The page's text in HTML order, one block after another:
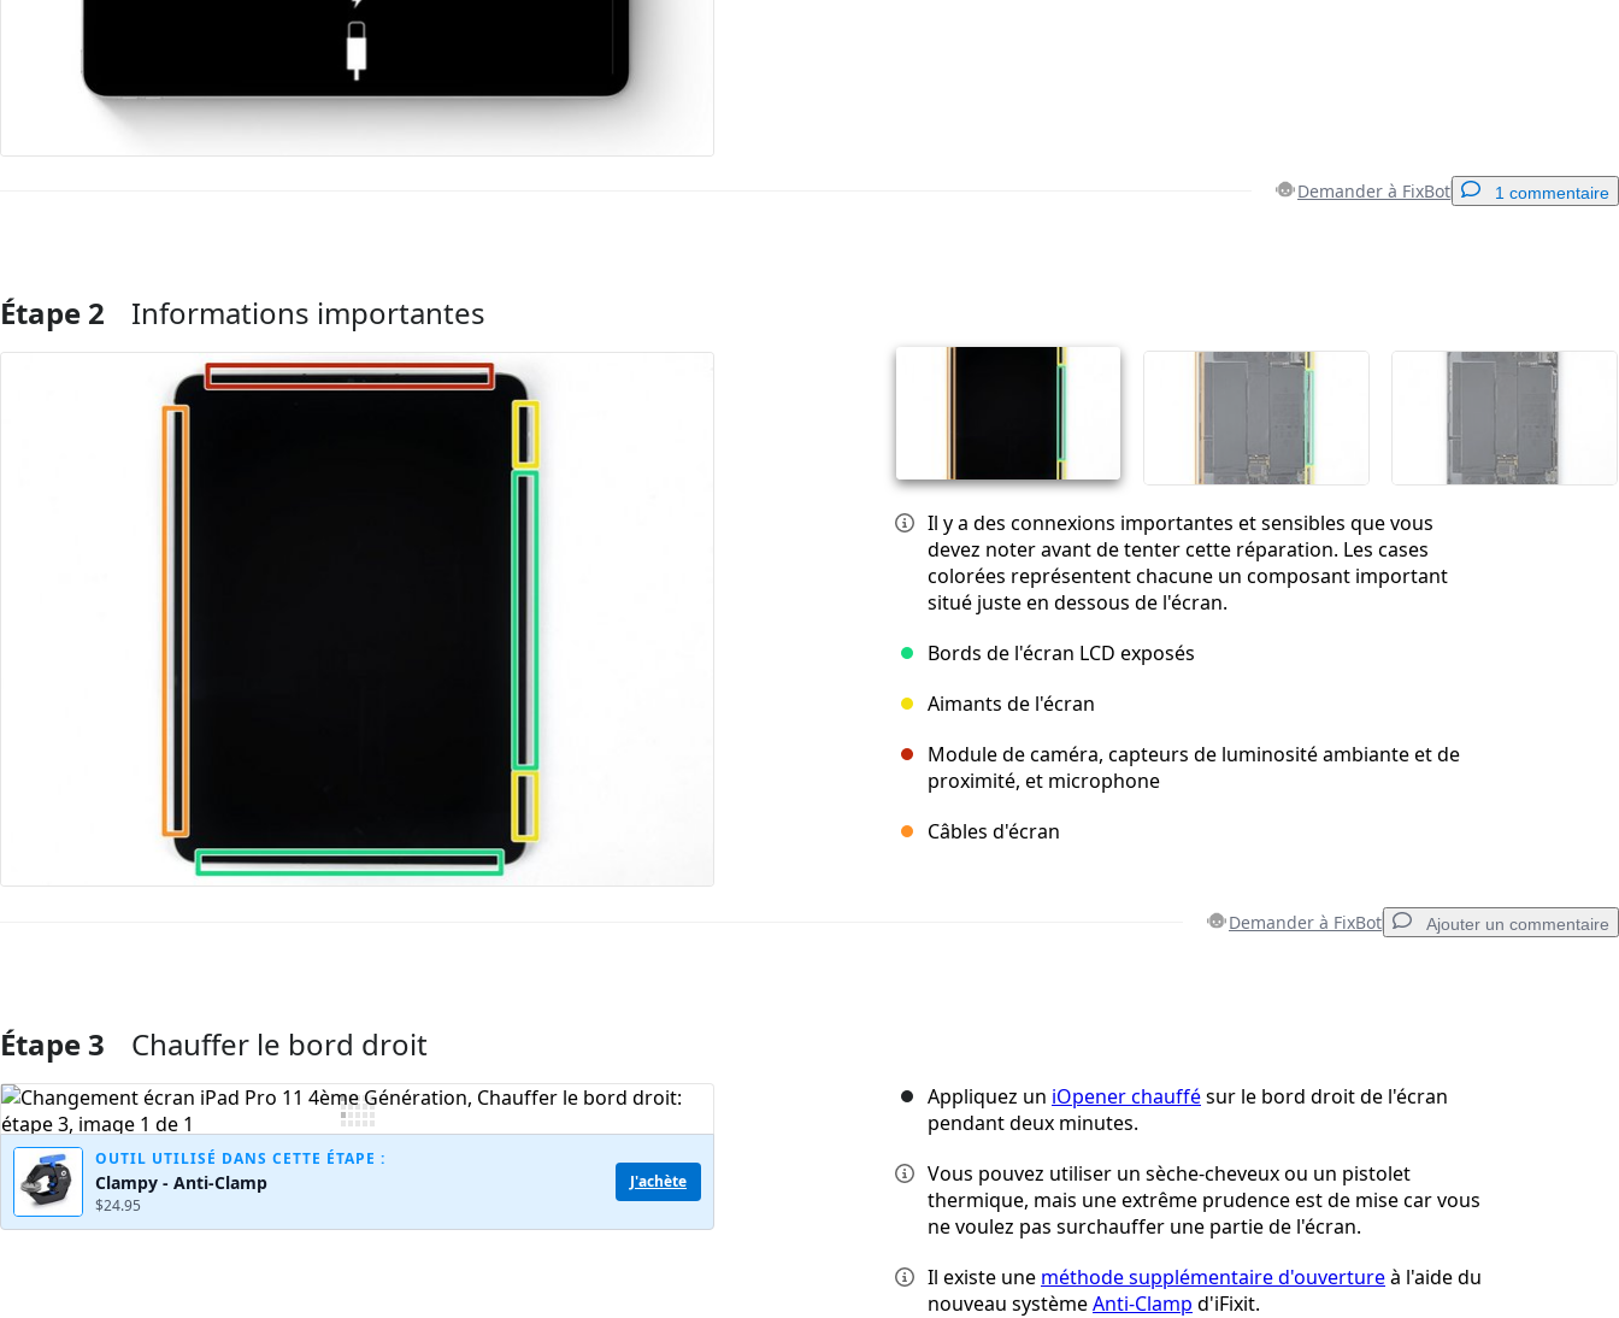
Demander à FixBot 1 commentaire
Ajouter un commentaire
Annuler
Étape 2 Informations importantes
Il y a des connexions importantes et sensibles que vous
devez noter avant de tenter cette réparation. Les cases
colorées représentent chacune un composant important
situé juste en dessous de l'écran.
Bords de l'écran LCD exposés
Aimants de l'écran
Module de caméra, capteurs de luminosité ambiante et de
proximité, et microphone
Câbles d'écran
Demander à FixBot Ajouter un commentaire
Ajouter un commentaire
Étape 3 Chauffer le bord droit
OUTIL UTILISÉ DANS CETTE ÉTAPE :
Clampy - Anti-Clamp
$24.95
J'achète
Appliquez un iOpener chauffésur le bord droit de l'écran
pendant deux minutes.
Vous pouvez utiliser un sèche-cheveux ou un pistolet
thermique, mais une extrême prudence est de mise car vous
ne voulez pas surchauffer une partie de l'écran.
Il existe une méthode supplémentaire d'ouvertureà l'aide du
nouveau systèmeAnti-Clamp d'iFixit.